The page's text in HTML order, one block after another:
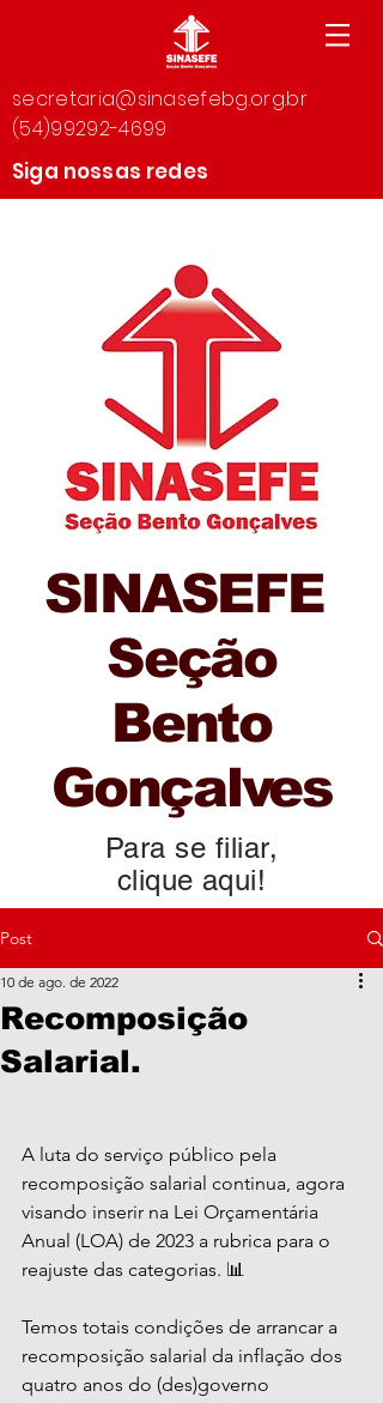
secretaria@sinasefebg.org.br
(54)99292-4699
Siga nossas redes
SINASEFE
Seção
Bento
Gonçalves
Para se filiar,
clique aqui!
Post
Recomposição
Salarial.
10 de ago. de 2022
A luta do serviço público pela
recomposição salarial continua, agora
visando inserir na Lei Orçamentária
Anual (LOA) de 2023 a rubrica para o
reajuste das categorias. 📊
Temos totais condições de arrancar a
recomposição salarial da inflação dos
quatro anos do (des)governo